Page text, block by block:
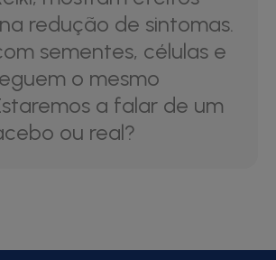
redução de sintomas.
sementes, células e
o mesmo
a falar de um
ou real?